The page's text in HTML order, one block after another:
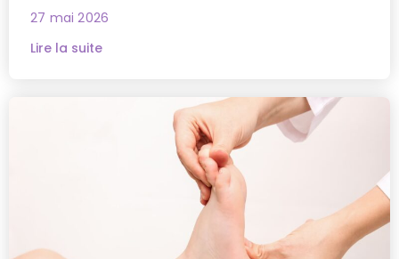
27 mai 2026
Lire la suite